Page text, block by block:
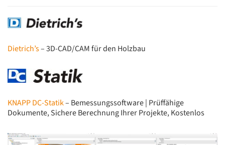
Dietrich’s– 3D-CAD/CAM für den Holzbau
KNAPP DC-Statik– Bemessungssoftware | Prüffähige
Dokumente, Sichere Berechnung Ihrer Projekte, Kostenlos